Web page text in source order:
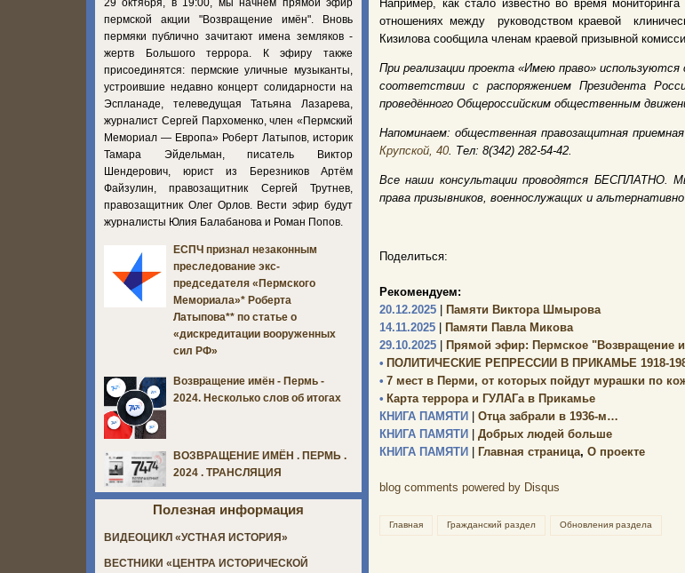
Например, как стало известно во время
отношениях между руководством краевой
Кизилова сообщила членам краевой призывной
При реализации проекта «Имею право»
соответствии с распоряжением Президента
проведённого Общероссийским общественным
Напоминаем: общественная правозащитная
Крупской, 40. Тел: 8(342) 282-54-42.
Все наши консультации проводятся
права призывников, военнослужащих и
Поделиться:
Рекомендуем:
20.12.2025
Памяти Виктора Шмырова
14.11.2025
Памяти Павла Микова
29.10.2025
Прямой эфир: Пермское "Возвращение
• ПОЛИТИЧЕСКИЕ РЕПРЕССИИ В ПРИКАМЬЕ 1918-
• 7 мест в Перми, от которых пойдут мурашки по
• Карта террора и ГУЛАГа в Прикамье
КНИГА ПАМЯТИ
Отца забрали в 1936-м…
КНИГА ПАМЯТИ
Добрых людей больше
КНИГА ПАМЯТИ
Главная страница, О проекте
blog comments powered by Disqus
Главная Гражданский раздел Обновления раздела
29 октября, в 19:00, мы начнём прямой эфир
пермской акции "Возвращение имён". Вновь
пермяки публично зачитают имена земляков -
жертв Большого террора. К эфиру также
присоединятся: пермские уличные музыканты,
устроившие недавно концерт солидарности на
Эспланаде, телеведущая Татьяна Лазарева,
журналист Сергей Пархоменко, член «Пермский
Мемориал — Европа» Роберт Латыпов, историк
Тамара Эйдельман, писатель Виктор
Шендерович, юрист из Березников Артём
Файзулин, правозащитник Сергей Трутнев,
правозащитник Олег Орлов. Вести эфир будут
журналисты Юлия Балабанова и Роман Попов.
ЕСПЧ признал незаконным
преследование экс-
председателя «Пермского
Мемориала»* Роберта
Латыпова** по статье о
«дискредитации вооруженных
сил РФ»
Возвращение имён - Пермь -
2024. Несколько слов об итогах
ВОЗВРАЩЕНИЕ ИМЁН . ПЕРМЬ .
2024 . ТРАНСЛЯЦИЯ
Полезная информация
ВИДЕОЦИКЛ «УСТНАЯ ИСТОРИЯ»
ВЕСТНИКИ «ЦЕНТРА ИСТОРИЧЕСКОЙ